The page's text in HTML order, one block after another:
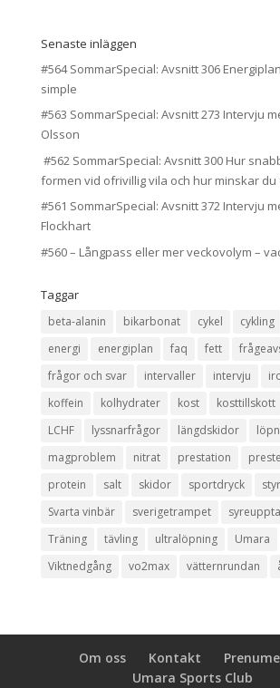
Senaste inläggen
#564 SommarSpecial: Avsnitt 306
simple
#563 SommarSpecial: Avsnitt 273 Intervju
Olsson
#562 SommarSpecial: Avsnitt 300 Hur
formen vid ofrivillig vila och hur minskar
#561 SommarSpecial: Avsnitt 372 Intervju
Flockhart
#560 – Långpass eller mer veckovolym –
Taggar
beta-alanin bikarbonat cykel cykling
energi
energiplan faq fett
frågor och svar
intervaller intervju
koffein
kolhydrater kost kosttillskott
LCHF
lyssnarfrågor längdskidor
magproblem
nitrat prestation
protein
salt skidor sportdryck
Svarta vinbär
sverigetrampet
Träning
tävling ultralöpning Umara
Viktnedgång
vo2max vätternrundan
Om oss Kontakt
Umara Sports Club